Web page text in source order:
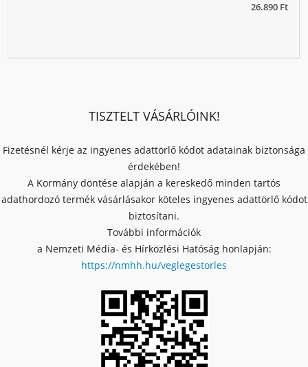
26.890 Ft
TISZTELT VÁSÁRLÓINK!
Fizetésnél kérje az ingyenes adattörlő kódot adatainak biztonsága
érdekében!
A Kormány döntése alapján a kereskedő minden tartós
adathordozó termék vásárlásakor köteles ingyenes adattörlő kódot
biztosítani.
További információk
a Nemzeti Média- és Hírközlési Hatóság honlapján:
https://nmhh.hu/veglegestorles